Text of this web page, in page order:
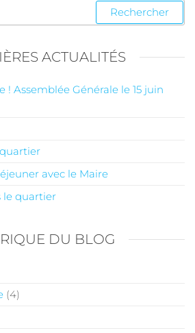
ACTUALITÉS
! Assemblée Générale le 15 juin
avec le Maire
le quartier
DU BLOG
(4)